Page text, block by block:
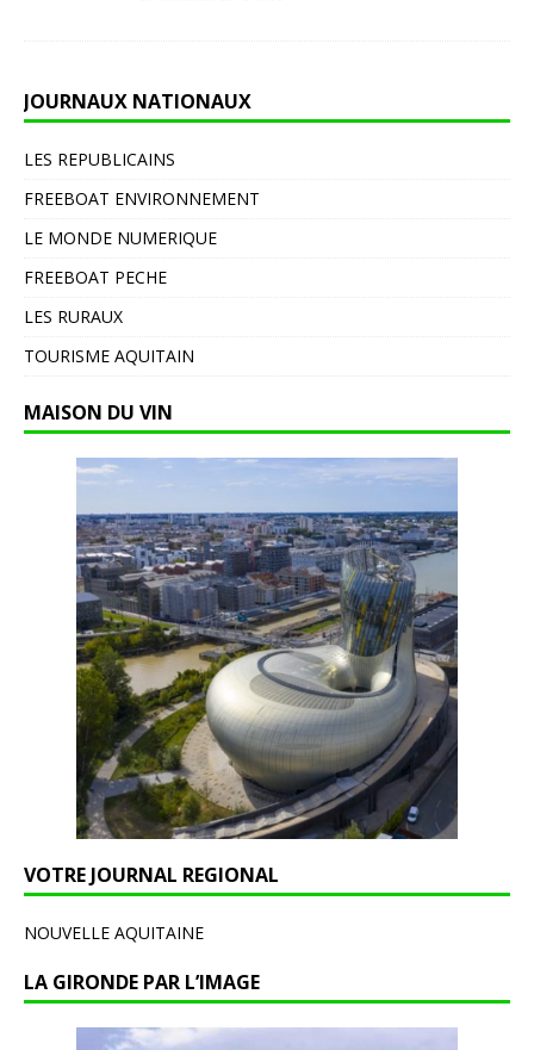
JOURNAUX NATIONAUX
LES REPUBLICAINS
FREEBOAT ENVIRONNEMENT
LE MONDE NUMERIQUE
FREEBOAT PECHE
LES RURAUX
TOURISME AQUITAIN
MAISON DU VIN
VOTRE JOURNAL REGIONAL
NOUVELLE AQUITAINE
LA GIRONDE PAR L’IMAGE